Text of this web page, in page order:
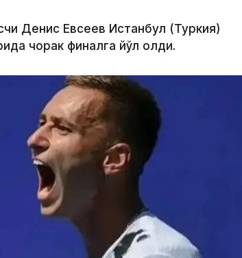
Денис Евсеев Истанбул (Туркия)
чорак финалга йўл олди.